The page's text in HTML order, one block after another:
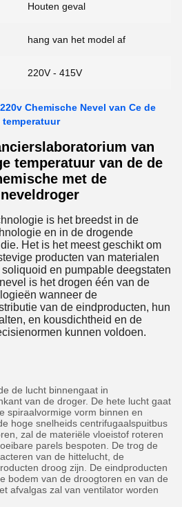
Houten geval
hang van het model af
220V - 415V
Chemische Nevel van Ce de
van
temperatuur van de de
met de
is het breedst in de
en in de drogende
Het is het meest geschikt om
producten van materialen
en pumpable deegstaten
is het drogen één van de
wanneer de
van de eindproducten, hun
en kousdichtheid en de
kunnen voldoen.
de lucht binnengaat in
van de droger. De hete lucht gaat
spiraalvormige vorm binnen en
hoge snelheids centrifugaalspuitbus
zal de materiële vloeistof roteren
parels bespoten. De trog de
van de hittelucht, de
droog zijn. De eindproducten
bodem van de droogtoren en van de
afvalgas zal van ventilator worden